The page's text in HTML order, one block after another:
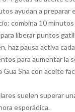
ayudan a preparar
combina 10
liberar puntos
haz pausa activa
para aumentar la
Gua Sha con aceite
suelen superar
esporádica.